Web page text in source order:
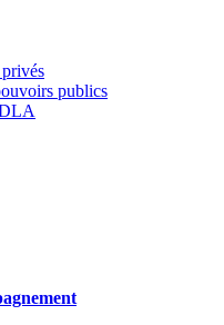
publics